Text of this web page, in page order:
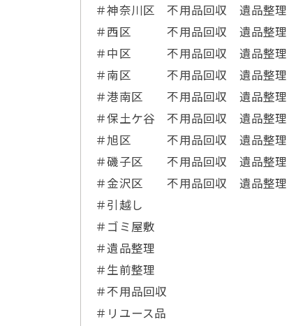
＃神奈川区 不用品回収 遺品整
＃西区 不用品回収 遺品整理
＃中区 不用品回収 遺品整理
＃南区 不用品回収 遺品整理
＃港南区 不用品回収 遺品整
＃保土ケ谷 不用品回収 遺品整
＃旭区 不用品回収 遺品整理
＃磯子区 不用品回収 遺品整理
＃金沢区 不用品回収 遺品整理
＃引越し
＃ゴミ屋敷
＃遺品整理
＃生前整理
＃不用品回収
＃リユース品